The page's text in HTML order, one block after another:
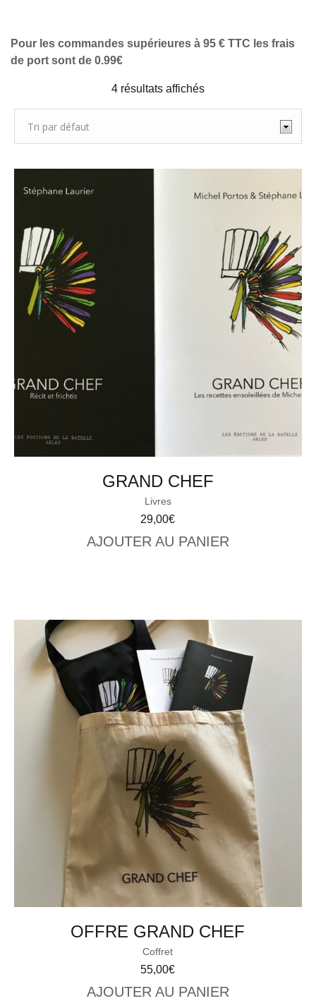
Pour les commandes supérieures à 95 € TTC les frais
de port sont de 0.99€
4 résultats affichés
GRAND CHEF
Livres
29,00€
AJOUTER AU PANIER
OFFRE GRAND CHEF
Coffret
55,00€
AJOUTER AU PANIER